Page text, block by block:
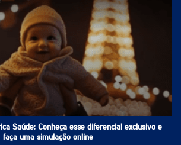
Saúde: Conheça esse diferencial exclusivo e
faça uma simulação online